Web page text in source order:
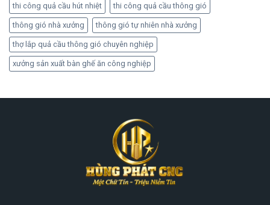
thi công quả cầu hút nhiệt thi công quả cầu thông gió
thông gió nhà xưởng thông gió tự nhiên nhà xưởng
thợ lắp quả cầu thông gió chuyên nghiệp
xưởng sản xuất bàn ghế ăn công nghiệp